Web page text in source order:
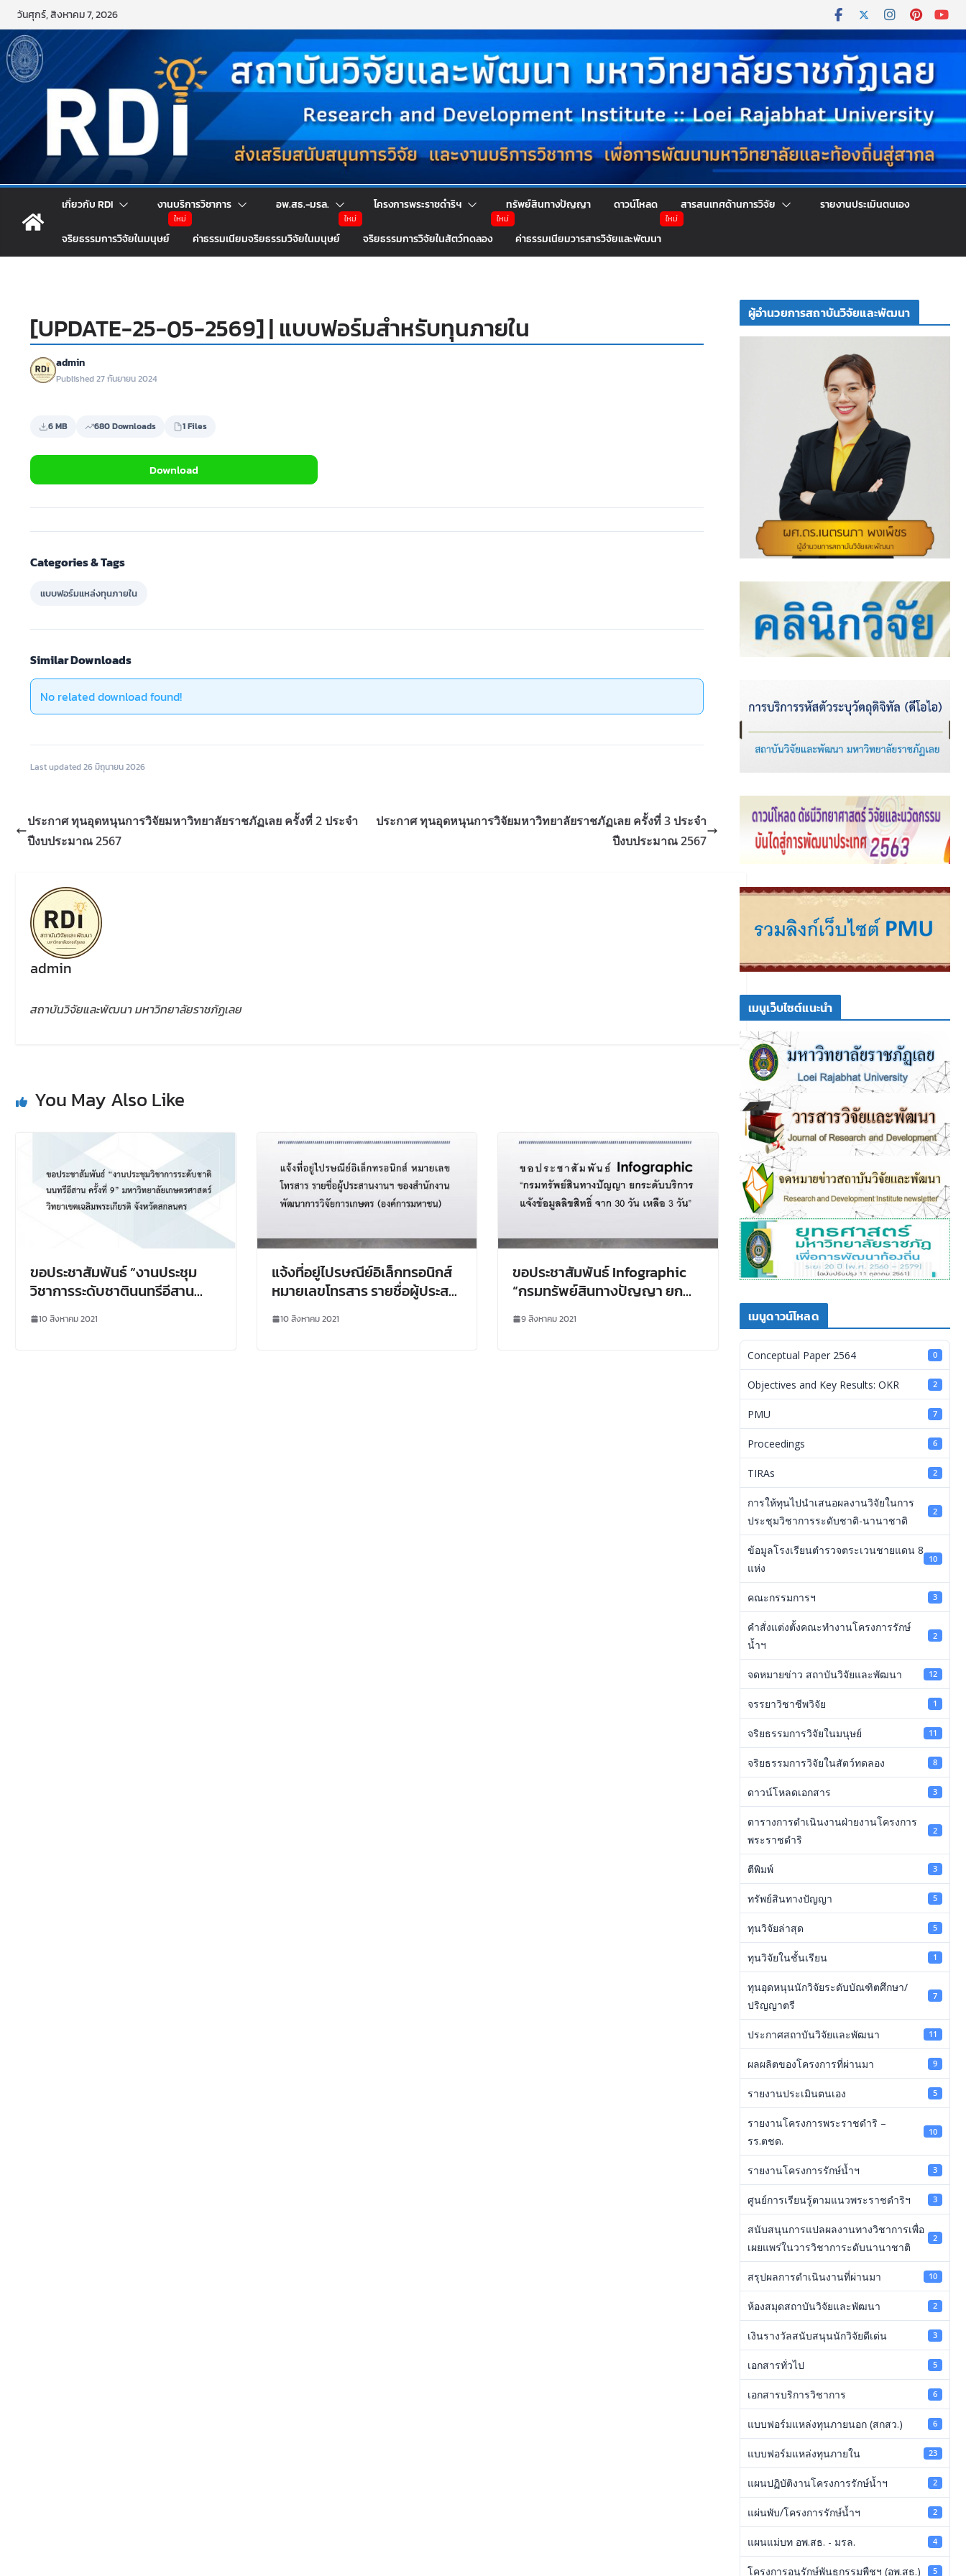
Skip
to
content
วันศุกร์, สิงหาคม 7, 2026
เกี่ยวกับ RDI งานบริการวิชาการ อพ.สธ.-มรล. โครงการพระราชดำริฯ ทรัพย์สินทางปัญญา ดาวน์โหลด สารสนเทศด้านการวิจัย รายงานประเมินตนเอง
จริยธรรมการวิจัยในมนุษย์ ค่าธรรมเนียมจริยธรรมวิจัยในมนุษย์ จริยธรรมการวิจัยในสัตว์ทดลอง ค่าธรรมเนียมวารสารวิจัยและพัฒนา
[UPDATE-25-05-2569] | แบบฟอร์มสำหรับทุนภายใน
admin
Published 27 กันยายน 2024
6 MB 680 Downloads 1 Files
Download
Categories & Tags
แบบฟอร์มแหล่งทุนภายใน
Similar Downloads
No related download found!
Last updated 26 มิถุนายน 2026
ประกาศ ทุนอุดหนุนการวิจัยมหาวิทยาลัยราชภัฏเลย ครั้งที่ 2 ประจำ
ปีงบประมาณ 2567
ประกาศ ทุนอุดหนุนการวิจัยมหาวิทยาลัยราชภัฏเลย ครั้งที่ 3 ประจำ
ปีงบประมาณ 2567
admin
สถาบันวิจัยและพัฒนา มหาวิทยาลัยราชภัฏเลย
You May Also Like
ขอประชาสัมพันธ์ “งานประชุม
วิชาการระดับชาตินนทรีอีสาน
เกษตรศาสตร์ วิทยาเขต
10 สิงหาคม 2021
แจ้งที่อยู่ไปรษณีย์อิเล็กทรอนิกส์
หมายเลขโทรสาร รายชื่อผู้ประสา
วิจัยการเกษตร (องค์การมหาชน)
10 สิงหาคม 2021
ขอประชาสัมพันธ์ Infographic
“กรมทรัพย์สินทางปัญญา ยก
จาก 30 วัน เหลือ 3 วัน”
9 สิงหาคม 2021
ผู้อำนวยการสถาบันวิจัยและพัฒนา
เมนูเว็บไซต์แนะนำ
เมนูดาวน์โหลด
Conceptual Paper 2564 0
Objectives and Key Results: OKR 2
PMU 7
Proceedings 6
TIRAs 2
การให้ทุนไปนำเสนอผลงานวิจัยในการ
ประชุมวิชาการระดับชาติ-นานาชาติ
2
ข้อมูลโรงเรียนตำรวจตระเวนชายแดน 8
แห่ง
10
คณะกรรมการฯ 3
คำสั่งแต่งตั้งคณะทำงานโครงการรักษ์
น้ำฯ
2
จดหมายข่าว สถาบันวิจัยและพัฒนา 12
จรรยาวิชาชีพวิจัย 1
จริยธรรมการวิจัยในมนุษย์ 11
จริยธรรมการวิจัยในสัตว์ทดลอง 8
ดาวน์โหลดเอกสาร 3
ตารางการดำเนินงานฝ่ายงานโครงการ
พระราชดำริ
2
ตีพิมพ์ 3
ทรัพย์สินทางปัญญา 5
ทุนวิจัยล่าสุด 5
ทุนวิจัยในชั้นเรียน 1
ทุนอุดหนุนนักวิจัยระดับบัณฑิตศึกษา/
ปริญญาตรี
7
ประกาศสถาบันวิจัยและพัฒนา 11
ผลผลิตของโครงการที่ผ่านมา 9
รายงานประเมินตนเอง 5
รายงานโครงการพระราชดำริ –
รร.ตชด.
10
รายงานโครงการรักษ์น้ำฯ 3
ศูนย์การเรียนรู้ตามแนวพระราชดำริฯ 3
สนับสนุนการแปลผลงานทางวิชาการเพื่อ
เผยแพร่ในวารวิชาการะดับนานาชาติ
2
สรุปผลการดำเนินงานที่ผ่านมา 10
ห้องสมุดสถาบันวิจัยและพัฒนา 2
เงินรางวัลสนับสนุนนักวิจัยดีเด่น 3
เอกสารทั่วไป 5
เอกสารบริการวิชาการ 6
แบบฟอร์มแหล่งทุนภายนอก (สกสว.) 6
แบบฟอร์มแหล่งทุนภายใน 23
แผนปฏิบัติงานโครงการรักษ์น้ำฯ 2
แผ่นพับ/โครงการรักษ์น้ำฯ 2
แผนแม่บท อพ.สธ. - มรล. 4
โครงการอนุรักษ์พันธุกรรมพืชฯ (อพ.สธ.) 5